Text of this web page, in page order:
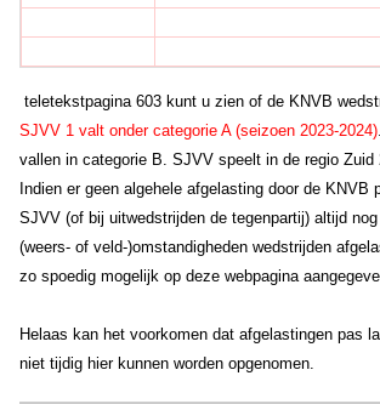
teletekstpagina 603 kunt u zien of de KNVB
SJVV 1 valt onder categorie A (seizoen 2023-2024)
vallen in categorie B. SJVV speelt in de regio Zuid
Indien er geen algehele afgelasting door de KNVB
SJVV (of bij uitwedstrijden de tegenpartij) altijd
(weers- of veld-)omstandigheden wedstrijden
zo spoedig mogelijk op deze webpagina
Helaas kan het voorkomen dat afgelastingen pas
niet tijdig hier kunnen worden opgenomen.